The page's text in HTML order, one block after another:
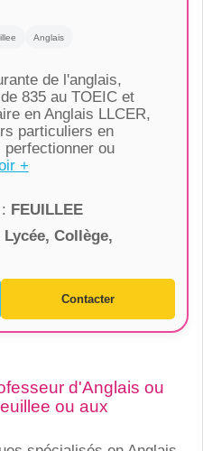
Anglais
de l'anglais,
835 au TOEIC et
en Anglais LLCER,
particuliers en
perfectionner ou
+
FEUILLEE
Collège,
Contacter
d'Anglais ou
ou aux